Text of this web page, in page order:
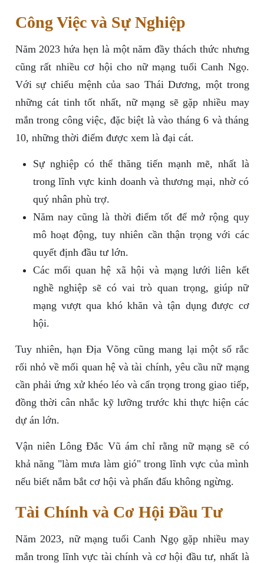
Công Việc và Sự Nghiệp
Năm 2023 hứa hẹn là một năm đầy thách thức nhưng
cũng rất nhiều cơ hội cho nữ mạng tuổi Canh Ngọ.
Với sự chiếu mệnh của sao Thái Dương, một trong
những cát tinh tốt nhất, nữ mạng sẽ gặp nhiều may
mắn trong công việc, đặc biệt là vào tháng 6 và tháng
10, những thời điểm được xem là đại cát.
Sự nghiệp có thể thăng tiến mạnh mẽ, nhất là
trong lĩnh vực kinh doanh và thương mại, nhờ có
quý nhân phù trợ.
Năm nay cũng là thời điểm tốt để mở rộng quy
mô hoạt động, tuy nhiên cần thận trọng với các
quyết định đầu tư lớn.
Các mối quan hệ xã hội và mạng lưới liên kết
nghề nghiệp sẽ có vai trò quan trọng, giúp nữ
mạng vượt qua khó khăn và tận dụng được cơ
hội.
Tuy nhiên, hạn Địa Võng cũng mang lại một số rắc
rối nhỏ về mối quan hệ và tài chính, yêu cầu nữ mạng
cần phải ứng xử khéo léo và cẩn trọng trong giao tiếp,
đồng thời cân nhắc kỹ lưỡng trước khi thực hiện các
dự án lớn.
Vận niên Lông Đắc Vũ ám chỉ rằng nữ mạng sẽ có
khả năng "làm mưa làm gió" trong lĩnh vực của mình
nếu biết nắm bắt cơ hội và phấn đấu không ngừng.
Tài Chính và Cơ Hội Đầu Tư
Năm 2023, nữ mạng tuổi Canh Ngọ gặp nhiều may
mắn trong lĩnh vực tài chính và cơ hội đầu tư, nhất là